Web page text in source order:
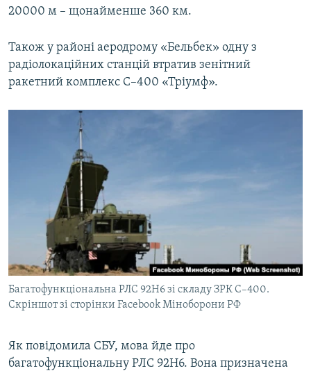
20000 м – щонайменше 360 км.
Також у районі аеродрому «Бельбек» одну з
радіолокаційних станцій втратив зенітний
ракетний комплекс С–400 «Тріумф».
Багатофункціональна РЛС 92Н6 зі складу ЗРК С–400.
Скріншот зі сторінки Facebook Міноборони РФ
Як повідомила СБУ, мова йде про
багатофункціональну РЛС 92Н6. Вона призначена